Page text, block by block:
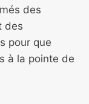
des
des
pour que
à la pointe de